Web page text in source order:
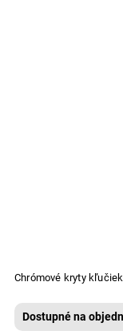
Chrómové kryty
Dostupné na